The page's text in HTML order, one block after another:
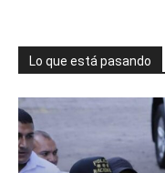
Lo que está pasando